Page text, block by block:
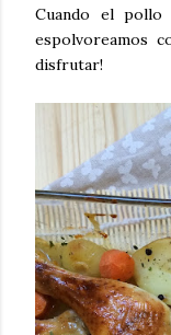
Cuando el
espolvoreamos
disfrutar!